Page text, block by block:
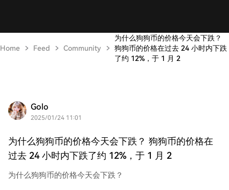
Home Feed Community
为什么狗狗币的价格今天会下跌？
狗狗币的价格在过去 24 小时内下跌
了约 12%，于 1 月 2
Golo
2025/01/24 11:01
为什么狗狗币的价格今天会下跌？ 狗狗币的价格在
过去 24 小时内下跌了约 12%，于 1 月 2
为什么狗狗币的价格今天会下跌？